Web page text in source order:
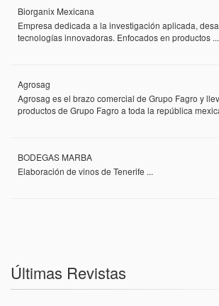
Biorganix Mexicana
Empresa dedicada a la investigación aplicada,
tecnologías innovadoras. Enfocados en productos ...
Agrosag
Agrosag es el brazo comercial de Grupo Fagro y
productos de Grupo Fagro a toda la república
BODEGAS MARBA
Elaboración de vinos de Tenerife ...
Últimas Revistas